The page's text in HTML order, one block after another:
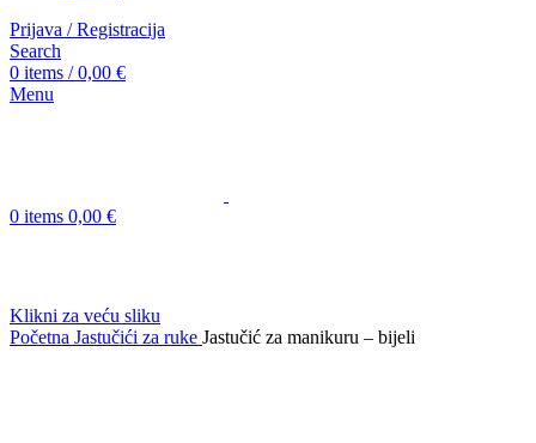
Prijava / Registracija
Search
0 items / 0,00 €
Menu
0 items 0,00 €
Klikni za veću sliku
Početna Jastučići za ruke Jastučić za manikuru – bijeli